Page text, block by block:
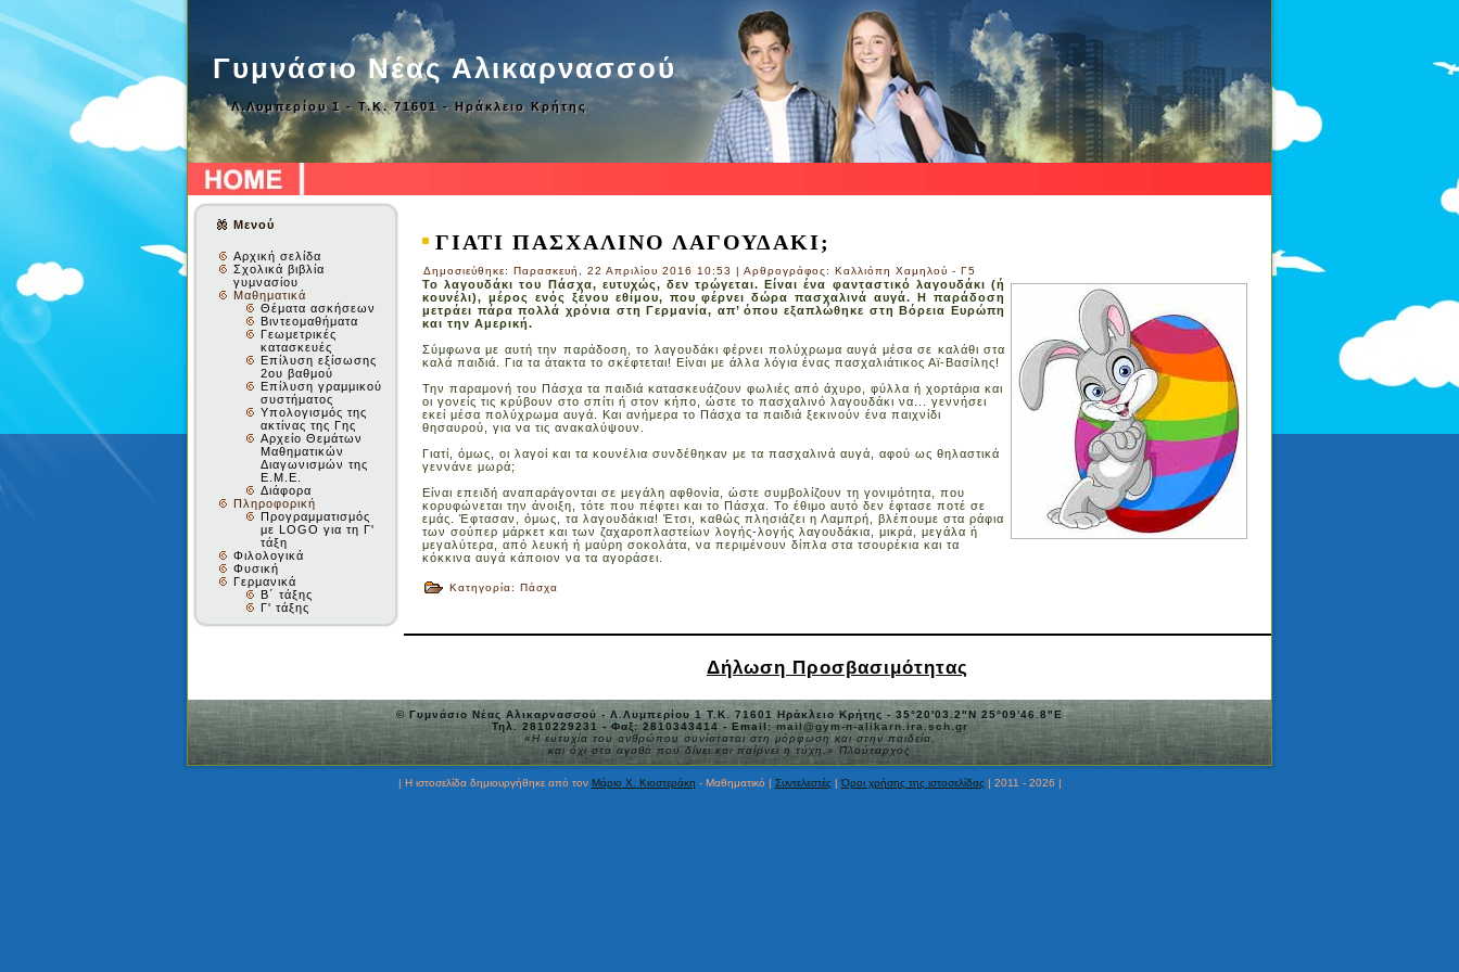
Γυμνάσιο Νέας Αλικαρνασσού
Λ.Λυμπερίου 1 - Τ.Κ. 71601 - Ηράκλειο Κρήτης
Μενού
Αρχική σελίδα
Σχολικά βιβλία
γυμνασίου
Μαθηματικά
Θέματα ασκήσεων
Βιντεομαθήματα
Γεωμετρικές
κατασκευές
Επίλυση εξίσωσης
2ου βαθμού
Επίλυση γραμμικού
συστήματος
Υπολογισμός της
ακτίνας της Γης
Αρχείο Θεμάτων
Μαθηματικών
Διαγωνισμών της
Ε.Μ.Ε.
Διάφορα
Πληροφορική
Προγραμματισμός
με LOGO για τη Γ'
τάξη
Φιλολογικά
Φυσική
Γερμανικά
Β΄ τάξης
Γ' τάξης
ΓΙΑΤΙ ΠΑΣΧΑΛΙΝΟ ΛΑΓΟΥΔΑΚΙ;
Δημοσιεύθηκε: Παρασκευή, 22 Απριλίου 2016 10:53 | Αρθρογράφος: Καλλιόπη Χαμηλού - Γ5
Το λαγουδάκι του Πάσχα, ευτυχώς, δεν τρώγεται. Είναι ένα φανταστικό λαγουδάκι (ή
κουνέλι), μέρος ενός ξένου εθίμου, που φέρνει δώρα πασχαλινά αυγά. Η παράδοση
μετράει πάρα πολλά χρόνια στη Γερμανία, απ’ όπου εξαπλώθηκε στη Βόρεια Ευρώπη
και την Αμερική.
Σύμφωνα με αυτή την παράδοση, το λαγουδάκι φέρνει πολύχρωμα αυγά μέσα σε καλάθι στα
καλά παιδιά. Για τα άτακτα το σκέφτεται! Είναι με άλλα λόγια ένας πασχαλιάτικος Αϊ-Βασίλης!
Την παραμονή του Πάσχα τα παιδιά κατασκευάζουν φωλιές από άχυρο, φύλλα ή χορτάρια και
οι γονείς τις κρύβουν στο σπίτι ή στον κήπο, ώστε το πασχαλινό λαγουδάκι να... γεννήσει
εκεί μέσα πολύχρωμα αυγά. Και ανήμερα το Πάσχα τα παιδιά ξεκινούν ένα παιχνίδι
θησαυρού, για να τις ανακαλύψουν.
Γιατί, όμως, οι λαγοί και τα κουνέλια συνδέθηκαν με τα πασχαλινά αυγά, αφού ως θηλαστικά
γεννάνε μωρά;
Είναι επειδή αναπαράγονται σε μεγάλη αφθονία, ώστε συμβολίζουν τη γονιμότητα, που
κορυφώνεται την άνοιξη, τότε που πέφτει και το Πάσχα. Το έθιμο αυτό δεν έφτασε ποτέ σε
εμάς. Έφτασαν, όμως, τα λαγουδάκια! Έτσι, καθώς πλησιάζει η Λαμπρή, βλέπουμε στα ράφια
των σούπερ μάρκετ και των ζαχαροπλαστείων λογής-λογής λαγουδάκια, μικρά, μεγάλα ή
μεγαλύτερα, από λευκή ή μαύρη σοκολάτα, να περιμένουν δίπλα στα τσουρέκια και τα
κόκκινα αυγά κάποιον να τα αγοράσει.
Κατηγορία: Πάσχα
Δήλωση Προσβασιμότητας
© Γυμνάσιο Νέας Αλικαρνασσού - Λ.Λυμπερίου 1 Τ.Κ. 71601 Ηράκλειο Κρήτης - 35°20'03.2"N 25°09'46.8"E
Τηλ. 2810229231 - Φαξ: 2810343414 - Email:mail@gym-n-alikarn.ira.sch.gr
«Η ευτυχία του ανθρώπου συνίσταται στη μόρφωση και στην παιδεία,
και όχι στα αγαθά που δίνει και παίρνει η τύχη.» Πλούταρχος
| Η ιστοσελίδα δημιουργήθηκε από τον Μάριο Χ. Κιοστεράκη - Μαθηματικό | Συντελεστές |Όροι χρήσης της ιστοσελίδας | 2011 - 2026 |